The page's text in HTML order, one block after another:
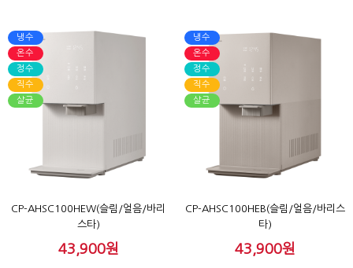
CP-AHSC100HEW(슬림/얼음/바리
스타)
43,900원
냉수
온수
정수
직수
살균
CP-AHSC100HEB(슬림/얼음/바리스
타)
43,900원
냉수
온수
정수
직수
살균